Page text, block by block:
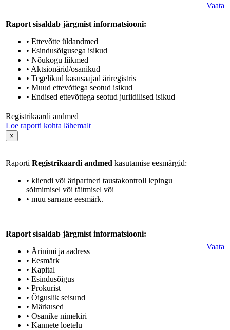
Raport sisaldab järgmist informatsiooni:
• Ettevõtte üldandmed
• Esindusõigusega isikud
• Nõukogu liikmed
• Aktsionärid/osanikud
• Tegelikud kasusaajad äriregistris
• Muud ettevõttega seotud isikud
• Endised ettevõttega seotud juriidilised isikud
Vaata
Registrikaardi andmed
Loe raporti kohta lähemalt
×
Raporti Registrikaardi andmed kasutamise eesmärgid:
• kliendi või äripartneri taustakontroll lepingu
sõlmimisel või täitmisel või
• muu sarnane eesmärk.
Raport sisaldab järgmist informatsiooni:
• Ärinimi ja aadress
• Eesmärk
• Kapital
• Esindusõigus
• Prokurist
• Õiguslik seisund
• Märkused
• Osanike nimekiri
• Kannete loetelu
Vaata